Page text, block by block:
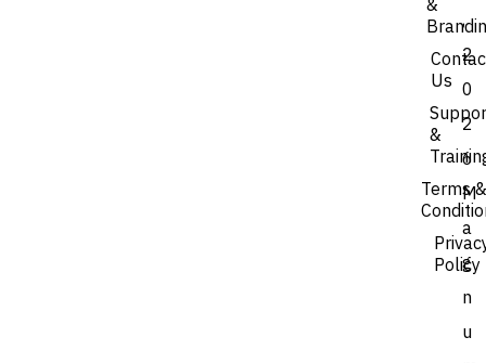
&
Us
&
Terms
Policy
,
2
0
2
6
M
a
g
n
u